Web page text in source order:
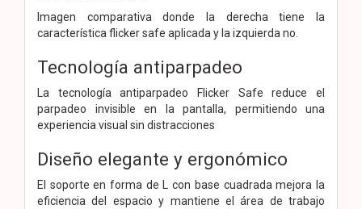
Imagen comparativa donde la derecha tiene la
característica flicker safe aplicada y la izquierda no.
Tecnología antiparpadeo
La tecnología antiparpadeo Flicker Safe reduce el
parpadeo invisible en la pantalla, permitiendo una
experiencia visual sin distracciones
Diseño elegante y ergonómico
El soporte en forma de L con base cuadrada mejora la
eficiencia del espacio y mantiene el área de trabajo